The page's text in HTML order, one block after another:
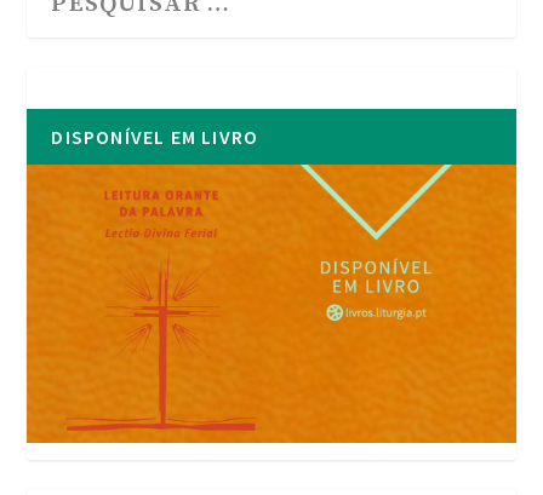
DISPONÍVEL EM LIVRO